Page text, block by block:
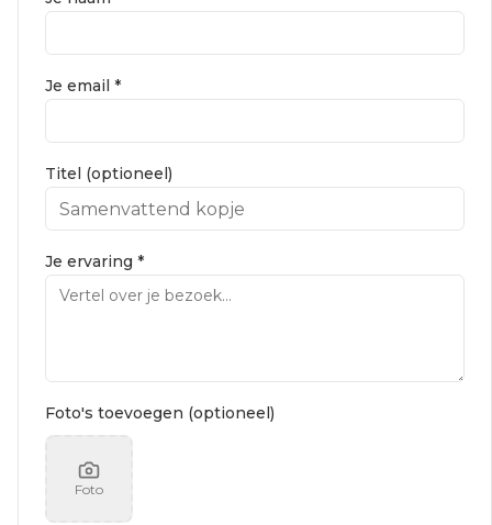
Je email *
Titel (optioneel)
Je ervaring *
Foto's toevoegen (optioneel)
Foto